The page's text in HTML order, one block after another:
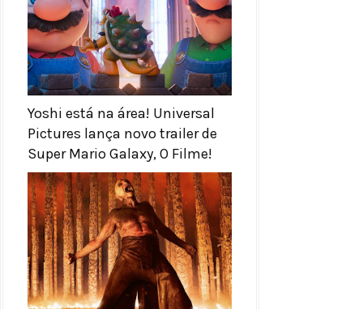
Yoshi está na área! Universal
Pictures lança novo trailer de
Super Mario Galaxy, O Filme!